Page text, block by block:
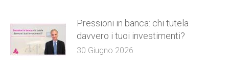
Pressioni in banca: chi tutela
davvero i tuoi investimenti?
30 Giugno 2026